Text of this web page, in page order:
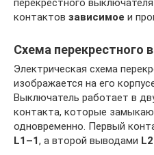
перекрестного
контактов зависимое и
Схема перекрестного
Электрическая схема
изображается на его
Выключатель работает в
контакта, которые
одновременно. Первый
L1–1, а второй выводами